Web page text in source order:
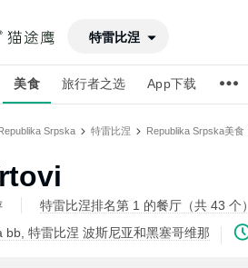
特雷比涅
美食 旅行者之选 App下载
Srpska 特雷比涅 Republika Srpska美食
特雷比涅排名第 1 的餐厅（共 43 个）
特雷比涅 波斯尼亚和黑塞哥维那